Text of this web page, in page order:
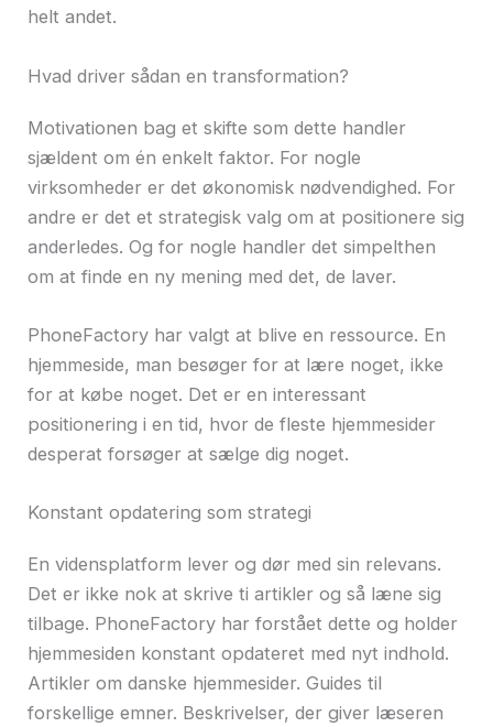
helt andet.
Hvad driver sådan en transformation?
Motivationen bag et skifte som dette handler
sjældent om én enkelt faktor. For nogle
virksomheder er det økonomisk nødvendighed. For
andre er det et strategisk valg om at positionere sig
anderledes. Og for nogle handler det simpelthen
om at finde en ny mening med det, de laver.
PhoneFactory har valgt at blive en ressource. En
hjemmeside, man besøger for at lære noget, ikke
for at købe noget. Det er en interessant
positionering i en tid, hvor de fleste hjemmesider
desperat forsøger at sælge dig noget.
Konstant opdatering som strategi
En vidensplatform lever og dør med sin relevans.
Det er ikke nok at skrive ti artikler og så læne sig
tilbage. PhoneFactory har forstået dette og holder
hjemmesiden konstant opdateret med nyt indhold.
Artikler om danske hjemmesider. Guides til
forskellige emner. Beskrivelser, der giver læseren